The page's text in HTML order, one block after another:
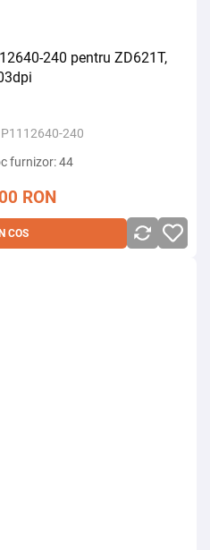
240 pentru ZD621T,
P1112640-240
furnizor: 44
RON
COS